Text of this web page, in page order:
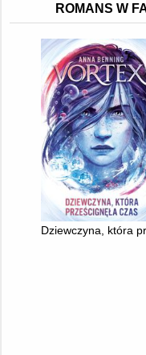
ROMANS W
Dziewczyna, która